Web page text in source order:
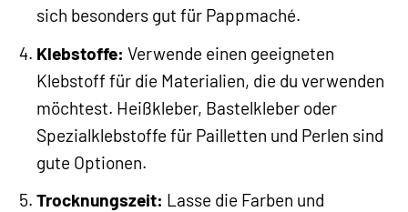
sich besonders gut für Pappmaché.
Klebstoffe: Verwende einen geeigneten
Klebstoff für die Materialien, die du verwenden
möchtest. Heißkleber, Bastelkleber oder
Spezialklebstoffe für Pailletten und Perlen sind
gute Optionen.
Trocknungszeit: Lasse die Farben und